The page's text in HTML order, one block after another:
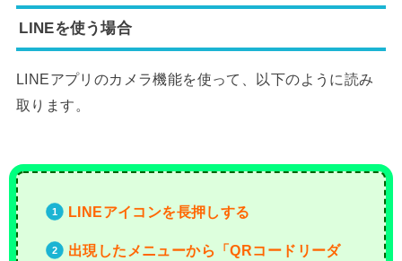
LINEを使う場合
LINEアプリのカメラ機能を使って、以下のように読み
取ります。
LINEアイコンを長押しする
出現したメニューから「QRコードリーダ